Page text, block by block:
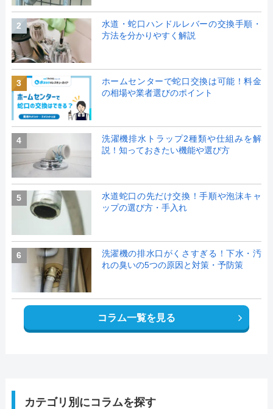
2
水道・蛇口ハンドルレバーの交換手順・
方法を分かりやすく解説
3
ホームセンターで蛇口交換は可能！料金
の相場や業者選びのポイント
4
洗濯機排水トラップ2種類や仕組みを解
説！知っておきたい機能や選び方
5
水道蛇口の先だけ交換！手順や泡沫キャ
ップの選び方・手入れ
6
洗濯機の排水口がくさすぎる！下水・汚
れの臭いの5つの原因と対策・予防策
コラム一覧を見る
カテゴリ別にコラムを探す